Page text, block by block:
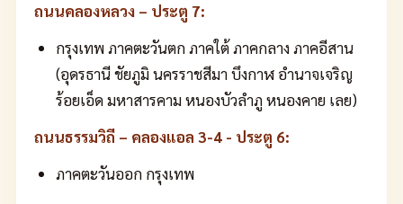
ถนนคลองหลวง – ประตู 7:
กรุงเทพ ภาคตะวันตก ภาคใต้ ภาคกลาง ภาคอีสาน
(อุดรธานี ชัยภูมิ นครราชสีมา บึงกาฬ อำนาจเจริญ
ร้อยเอ็ด มหาสารคาม หนองบัวลำภู หนองคาย เลย)
ถนนธรรมวิถี – คลองแอล 3-4 - ประตู 6:
ภาคตะวันออก กรุงเทพ